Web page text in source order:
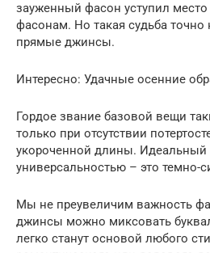
зауженный фасон уступил
фасонам. Но такая судьба
прямые джинсы.
Интересно: Удачные осенние
Гордое звание базовой вещи
только при отсутствии
укороченной длины. Идеальный
универсальностью – это темно-
Мы не преувеличим важность
джинсы можно миксовать
легко станут основой любого